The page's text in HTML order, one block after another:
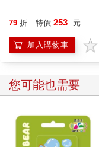
79 折 特價 253 元
加入購物車
您可能也需要